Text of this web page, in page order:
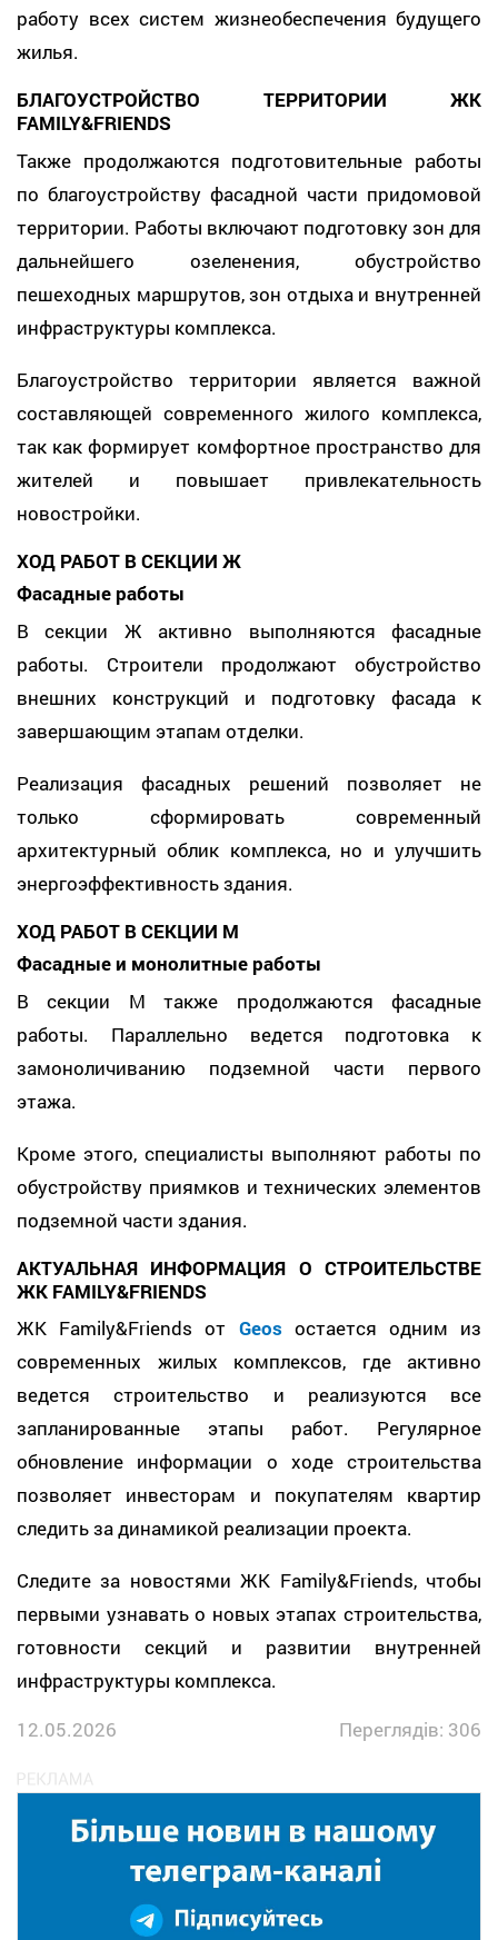
работу всех систем жизнеобеспечения будущего
жилья.
БЛАГОУСТРОЙСТВО ТЕРРИТОРИИ ЖК
FAMILY&FRIENDS
Также продолжаются подготовительные работы
по благоустройству фасадной части придомовой
территории. Работы включают подготовку зон для
дальнейшего озеленения, обустройство
пешеходных маршрутов, зон отдыха и внутренней
инфраструктуры комплекса.
Благоустройство территории является важной
составляющей современного жилого комплекса,
так как формирует комфортное пространство для
жителей и повышает привлекательность
новостройки.
ХОД РАБОТ В СЕКЦИИ Ж
Фасадные работы
В секции Ж активно выполняются фасадные
работы. Строители продолжают обустройство
внешних конструкций и подготовку фасада к
завершающим этапам отделки.
Реализация фасадных решений позволяет не
только сформировать современный
архитектурный облик комплекса, но и улучшить
энергоэффективность здания.
ХОД РАБОТ В СЕКЦИИ М
Фасадные и монолитные работы
В секции М также продолжаются фасадные
работы. Параллельно ведется подготовка к
замоноличиванию подземной части первого
этажа.
Кроме этого, специалисты выполняют работы по
обустройству приямков и технических элементов
подземной части здания.
АКТУАЛЬНАЯ ИНФОРМАЦИЯ О СТРОИТЕЛЬСТВЕ
ЖК FAMILY&FRIENDS
ЖК Family&Friends от Geosостается одним из
современных жилых комплексов, где активно
ведется строительство и реализуются все
запланированные этапы работ. Регулярное
обновление информации о ходе строительства
позволяет инвесторам и покупателям квартир
следить за динамикой реализации проекта.
Следите за новостями ЖК Family&Friends, чтобы
первыми узнавать о новых этапах строительства,
готовности секций и развитии внутренней
инфраструктуры комплекса.
12.05.2026
Переглядів: 306